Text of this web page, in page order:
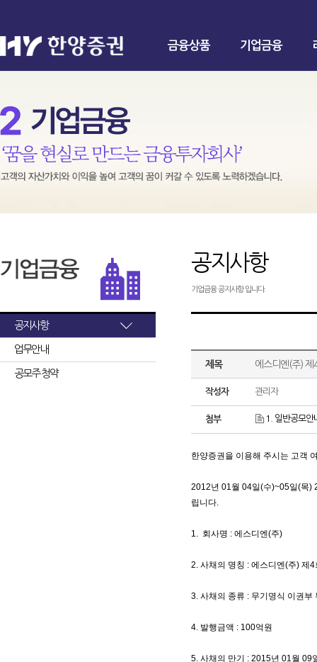
금융상품 기업금융
공지사항
업무안내
공모주 청약
공지사항
기업금융 공지사항 입니다.
제목 에스디엔(주) 제
작성자 관리자
첨부 1. 일반공모안
한양증권을 이용해 주시는 고객
2012년 01월 04일(수)~05일(목)
립니다.
1. 회사명 : 에스디엔(주)
2. 사채의 명칭 : 에스디엔(주) 제
3. 사채의 종류 : 무기명식 이권부
4. 발행금액 : 100억원
5. 사채의 만기 : 2015년 01월 09